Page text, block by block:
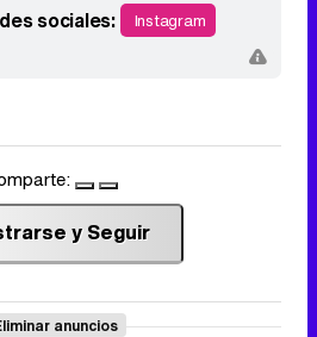
sociales:
Instagram
y Seguir
anuncios